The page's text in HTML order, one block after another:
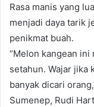
Rasa manis yang
menjadi daya tarik
penikmat buah.
“Melon kangean ini
setahun. Wajar jika
banyak dicari
Sumenep, Rudi